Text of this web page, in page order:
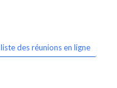
des réunions en ligne